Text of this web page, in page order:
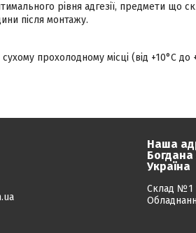
рівня адгезії, предмети що
після монтажу.
сухому прохолодному місці (від +10°C
Наша
Богдана
Україна
Склад №1